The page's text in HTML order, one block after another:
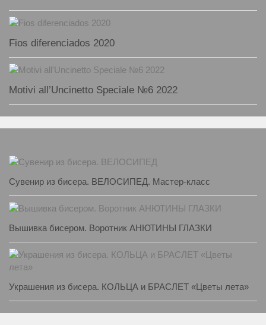
Fios diferenciados 2020
Motivi all’Uncinetto Speciale №6 2022
Сувенир из бисера. ВЕЛОСИПЕД. Мастер-класс
Вышивка бисером. Воротник АНЮТИНЫ ГЛАЗКИ
Украшения из бисера. КОЛЬЦА и БРАСЛЕТ «Цветы лета»